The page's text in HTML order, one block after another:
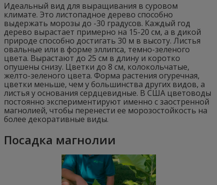
Идеальный вид для выращивания в суровом
климате. Это листопадное дерево способно
выдержать морозы до -30 градусов. Каждый год
дерево вырастает примерно на 15-20 см, а в дикой
природе способно достигать 30 м в высоту. Листья
овальные или в форме эллипса, темно-зеленого
цвета. Вырастают до 25 см в длину и коротко
опушены снизу. Цветки до 8 см, колокольчатые,
желто-зеленого цвета. Форма растения огуречная,
цветки меньше, чем у большинства других видов, а
листья у основания сердцевидные. В США цветоводы
постоянно экспериментируют именно с заостренной
магнолией, чтобы перенести ее морозостойкость на
более декоративные виды.
Посадка магнолии